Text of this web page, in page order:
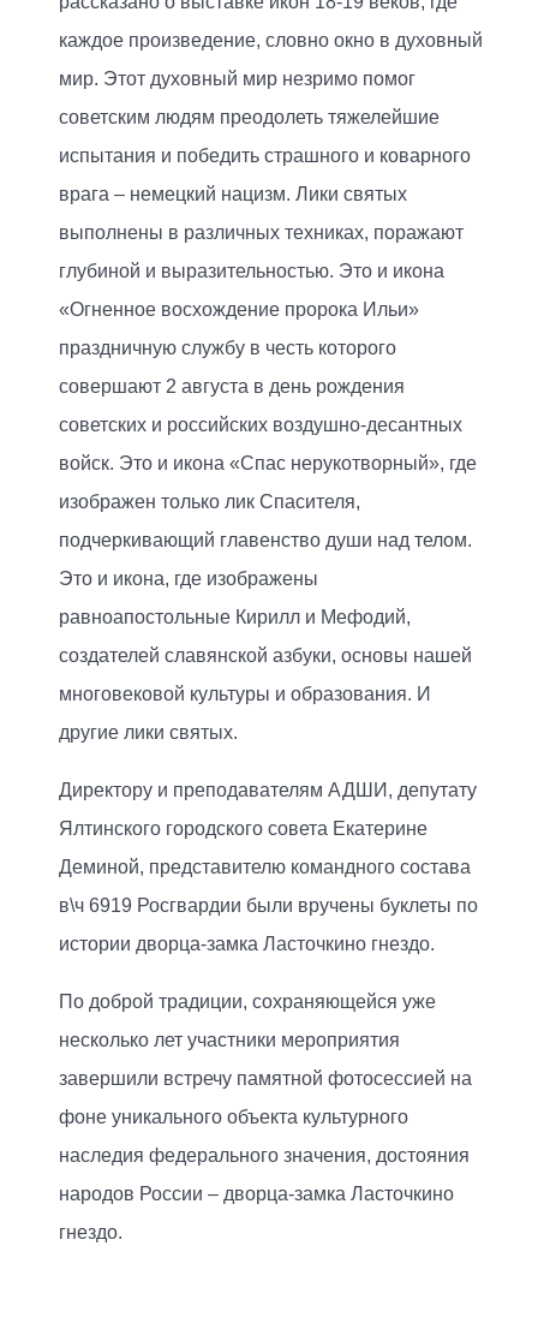
каждое произведение, словно окно в духовный
мир. Этот духовный мир незримо помог
советским людям преодолеть тяжелейшие
испытания и победить страшного и коварного
врага – немецкий нацизм. Лики святых
выполнены в различных техниках, поражают
глубиной и выразительностью. Это и икона
«Огненное восхождение пророка Ильи»
праздничную службу в честь которого
совершают 2 августа в день рождения
советских и российских воздушно-десантных
войск. Это и икона «Спас нерукотворный», где
изображен только лик Спасителя,
подчеркивающий главенство души над телом.
Это и икона, где изображены
равноапостольные Кирилл и Мефодий,
создателей славянской азбуки, основы нашей
многовековой культуры и образования. И
другие лики святых.
Директору и преподавателям АДШИ, депутату
Ялтинского городского совета Екатерине
Деминой, представителю командного состава
в\ч 6919 Росгвардии были вручены буклеты по
истории дворца-замка Ласточкино гнездо.
По доброй традиции, сохраняющейся уже
несколько лет участники мероприятия
завершили встречу памятной фотосессией на
фоне уникального объекта культурного
наследия федерального значения, достояния
народов России – дворца-замка Ласточкино
гнездо.